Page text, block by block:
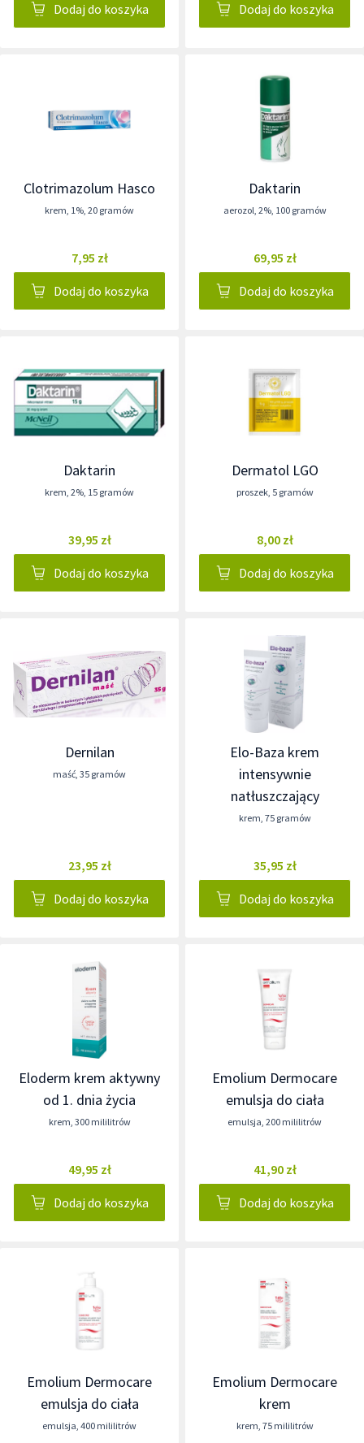
Dodaj do koszyka Dodaj do koszyka
Clotrimazolum Hasco
krem, 1%, 20 gramów
7,95 zł
Dodaj do koszyka
Daktarin
aerozol, 2%, 100 gramów
69,95 zł
Dodaj do koszyka
Daktarin
krem, 2%, 15 gramów
39,95 zł
Dodaj do koszyka
Dermatol LGO
proszek, 5 gramów
8,00 zł
Dodaj do koszyka
Dernilan
maść, 35 gramów
23,95 zł
Dodaj do koszyka
Elo-Baza krem
intensywnie
natłuszczający
krem, 75 gramów
35,95 zł
Dodaj do koszyka
Eloderm krem aktywny
od 1. dnia życia
krem, 300 mililitrów
49,95 zł
Dodaj do koszyka
Emolium Dermocare
emulsja do ciała
emulsja, 200 mililitrów
41,90 zł
Dodaj do koszyka
Emolium Dermocare
emulsja do ciała
emulsja, 400 mililitrów
Emolium Dermocare
krem
krem, 75 mililitrów